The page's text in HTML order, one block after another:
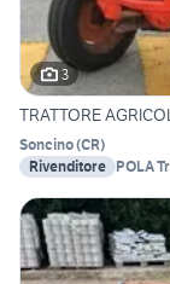
3
TRATTORE
Soncino(CR)
Rivenditore